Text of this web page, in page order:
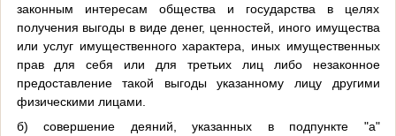
законным интересам общества и государства в целях
получения выгоды в виде денег, ценностей, иного имущества
или услуг имущественного характера, иных имущественных
прав для себя или для третьих лиц либо незаконное
предоставление такой выгоды указанному лицу другими
физическими лицами.
б) совершение деяний, указанных в подпункте "а"